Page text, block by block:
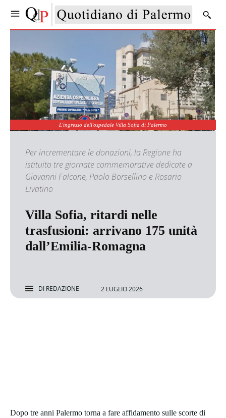
L'ingresso dell'ospedale Villa Sofia di Palermo
Per incrementare le donazioni, la Regione ha
istituito tre giornate commemorative dedicate a
Giovanni Falcone, Paolo Borsellino e Rosario
Livatino
Villa Sofia, ritardi nelle
trasfusioni: arrivano 175 unità
dall’Emilia-Romagna
DI REDAZIONE 2 LUGLIO 2026
Dopo tre anni Palermo torna a fare affidamento sulle scorte di